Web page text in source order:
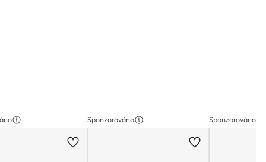
Sponzorováno Sponzorováno